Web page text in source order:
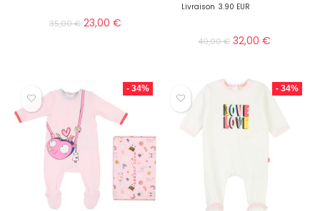
35,00€ 23,00 €
Livraison 3.90 EUR
49,00€ 32,00€
- 34% - 34%